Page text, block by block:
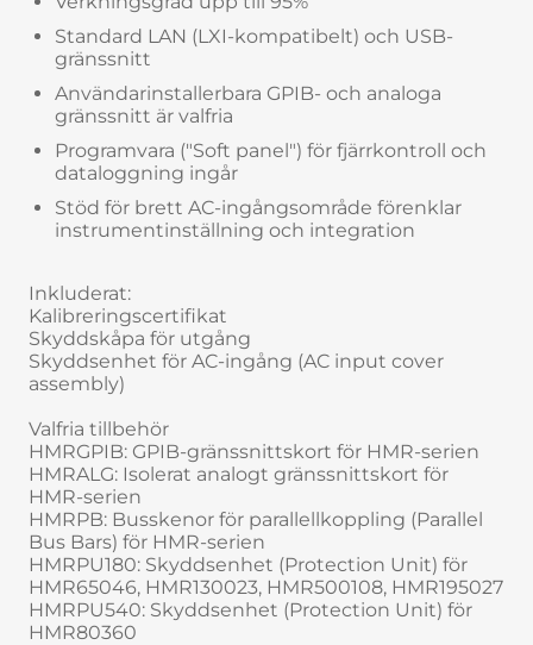
Standard LAN (LXI-kompatibelt) och USB-
gränssnitt
Användarinstallerbara GPIB- och analoga
gränssnitt är valfria
Programvara ("Soft panel") för fjärrkontroll och
dataloggning ingår
Stöd för brett AC-ingångsområde förenklar
instrumentinställning och integration
Inkluderat:
Kalibreringscertifikat
Skyddskåpa för utgång
Skyddsenhet för AC-ingång (AC input cover
assembly)
Valfria tillbehör
HMRGPIB: GPIB-gränssnittskort för HMR-serien
HMRALG: Isolerat analogt gränssnittskort för
HMR-serien
HMRPB: Busskenor för parallellkoppling (Parallel
Bus Bars) för HMR-serien
HMRPU180: Skyddsenhet (Protection Unit) för
HMR65046, HMR130023, HMR500108, HMR195027
HMRPU540: Skyddsenhet (Protection Unit) för
HMR80360